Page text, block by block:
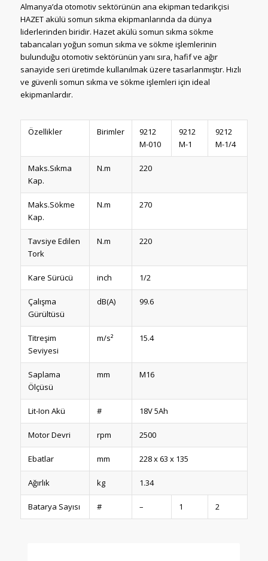
Almanya’da otomotiv sektörünün ana ekipman tedarikçisi
HAZET akülü somun sıkma ekipmanlarında da dünya
liderlerinden biridir. Hazet akülü somun sıkma sökme
tabancaları yoğun somun sıkma ve sökme işlemlerinin
bulunduğu otomotiv sektörünün yanı sıra, hafif ve ağır
sanayide seri üretimde kullanılmak üzere tasarlanmıştır. Hızlı
ve güvenli somun sıkma ve sökme işlemleri için ideal
ekipmanlardır.
Özellikler Birimler
9212
M-010
9212
M-1
9212
M-1/4
Maks.Sıkma
Kap.
N.m 220
Maks.Sökme
Kap.
N.m 270
Tavsiye Edilen
Tork
N.m 220
Kare Sürücü inch 1/2
Çalışma
Gürültüsü
dB(A) 99.6
Titreşim
Seviyesi
m/s² 15.4
Saplama
Ölçüsü
mm M16
Lit-Ion Akü # 18V 5Ah
Motor Devri rpm 2500
Ebatlar mm 228 x 63 x 135
Ağırlık kg 1.34
Batarya Sayısı # – 1 2